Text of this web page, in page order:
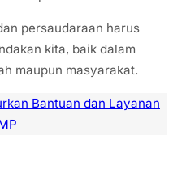
persaudaraan harus
kita, baik dalam
maupun masyarakat.
Bantuan dan Layanan